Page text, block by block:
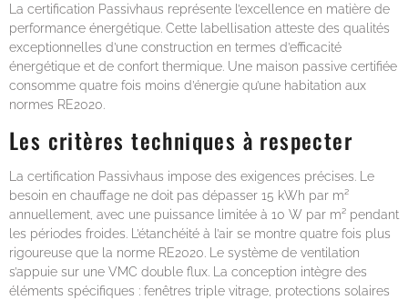
La certification Passivhaus représente l’excellence en matière de
performance énergétique. Cette labellisation atteste des qualités
exceptionnelles d’une construction en termes d’efficacité
énergétique et de confort thermique. Une maison passive certifiée
consomme quatre fois moins d’énergie qu’une habitation aux
normes RE2020.
Les critères techniques à respecter
La certification Passivhaus impose des exigences précises. Le
besoin en chauffage ne doit pas dépasser 15 kWh par m²
annuellement, avec une puissance limitée à 10 W par m² pendant
les périodes froides. L’étanchéité à l’air se montre quatre fois plus
rigoureuse que la norme RE2020. Le système de ventilation
s’appuie sur une VMC double flux. La conception intègre des
éléments spécifiques : fenêtres triple vitrage, protections solaires